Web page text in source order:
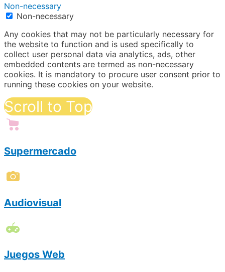
Non-necessary
Non-necessary
Any cookies that may not be particularly necessary for
the website to function and is used specifically to
collect user personal data via analytics, ads, other
embedded contents are termed as non-necessary
cookies. It is mandatory to procure user consent prior to
running these cookies on your website.
Scroll to Top
Supermercado
Audiovisual
Juegos Web